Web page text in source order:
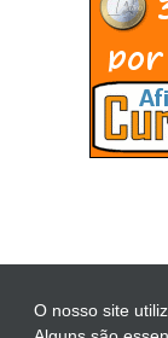
O nosso site
Proibida a